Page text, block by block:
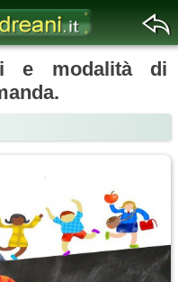
e modalità di